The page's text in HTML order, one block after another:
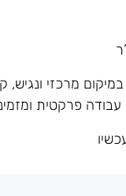
מרכזי ונגיש,
עבודה פרקטית